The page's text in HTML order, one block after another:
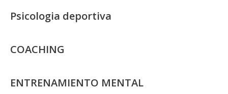
Psicologia deportiva
COACHING
ENTRENAMIENTO MENTAL